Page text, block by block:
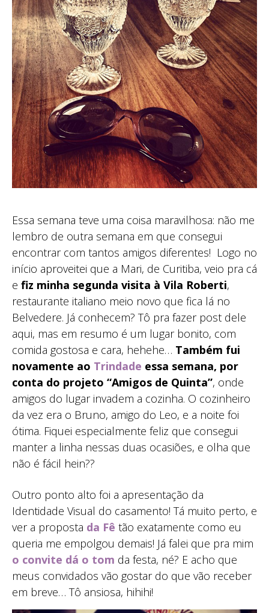
Essa semana teve uma coisa maravilhosa: não me
lembro de outra semana em que consegui
encontrar com tantos amigos diferentes! Logo no
início aproveitei que a Mari, de Curitiba, veio pra cá
e fiz minha segunda visita à Vila Roberti,
restaurante italiano meio novo que fica lá no
Belvedere. Já conhecem? Tô pra fazer post dele
aqui, mas em resumo é um lugar bonito, com
comida gostosa e cara, hehehe… Também fui
novamente ao Trindade essa semana, por
conta do projeto “Amigos de Quinta”, onde
amigos do lugar invadem a cozinha. O cozinheiro
da vez era o Bruno, amigo do Leo, e a noite foi
ótima. Fiquei especialmente feliz que consegui
manter a linha nessas duas ocasiões, e olha que
não é fácil hein??
Outro ponto alto foi a apresentação da
Identidade Visual do casamento! Tá muito perto, e
ver a proposta da Fê tão exatamente como eu
queria me empolgou demais! Já falei que pra mim
o convite dá o tom da festa, né? E acho que
meus convidados vão gostar do que vão receber
em breve… Tô ansiosa, hihihi!